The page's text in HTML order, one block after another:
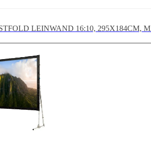
LEINWAND 16:10, 295X184CM,